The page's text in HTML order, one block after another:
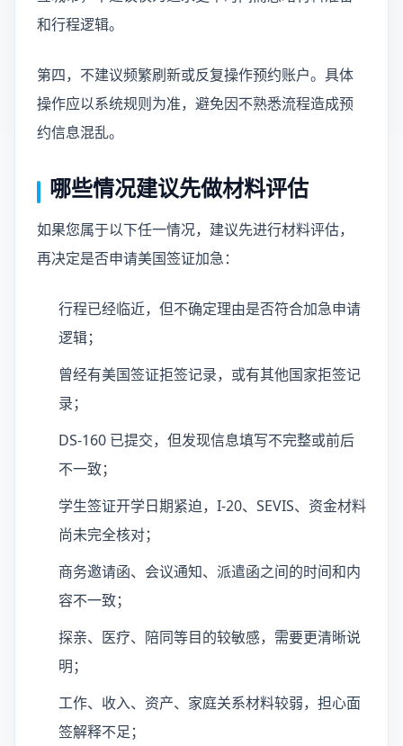
和行程逻辑。
第四，不建议频繁刷新或反复操作预约账户。具体
操作应以系统规则为准，避免因不熟悉流程造成预
约信息混乱。
哪些情况建议先做材料评估
如果您属于以下任一情况，建议先进行材料评估，
再决定是否申请美国签证加急：
行程已经临近，但不确定理由是否符合加急申请
逻辑；
曾经有美国签证拒签记录，或有其他国家拒签记
录；
DS-160 已提交，但发现信息填写不完整或前后
不一致；
学生签证开学日期紧迫，I-20、SEVIS、资金材料
尚未完全核对；
商务邀请函、会议通知、派遣函之间的时间和内
容不一致；
探亲、医疗、陪同等目的较敏感，需要更清晰说
明；
工作、收入、资产、家庭关系材料较弱，担心面
签解释不足；